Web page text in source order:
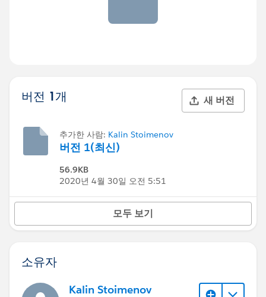
버전 1개 새 버전
추가한 사람: Kalin Stoimenov
버전 1(최신)
56.9KB
2020년 4월 30일 오전 5:51
모두 보기
소유자
Kalin Stoimenov